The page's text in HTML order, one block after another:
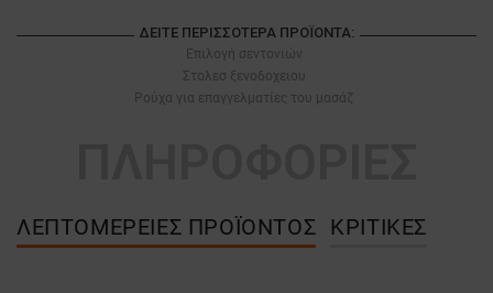
ΔΕΊΤΕ ΠΕΡΙΣΣΌΤΕΡΑ ΠΡΟΪΌΝΤΑ:
Επιλογή σεντονιών
Στολεσ ξενοδοχειου
Ρούχα για επαγγελματίες του μασάζ
ΛΕΠΤΟΜΈΡΕΙΕΣ ΠΡΟΪΌΝΤΟΣ ΚΡΙΤΙΚΈΣ